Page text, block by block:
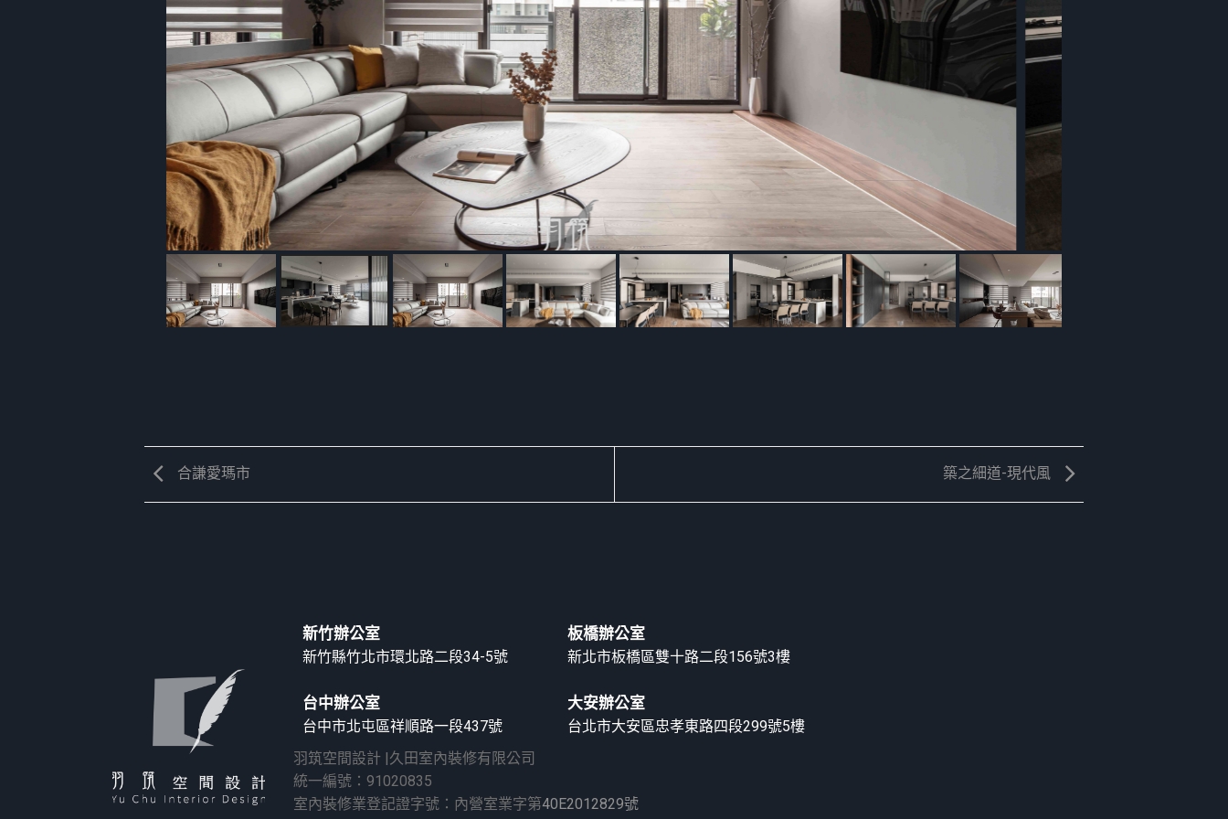
合謙愛瑪市 築之細道-現代風
新竹辦公室
新竹縣竹北市環北路二段34-5號
台中辦公室
台中市北屯區祥順路一段437號
板橋辦公室
新北市板橋區雙十路二段156號3樓
大安辦公室
台北市大安區忠孝東路四段299號5樓
羽筑空間設計 |久田室內裝修有限公司
統一編號：91020835
室內裝修業登記證字號：內營室業字第40E2012829號